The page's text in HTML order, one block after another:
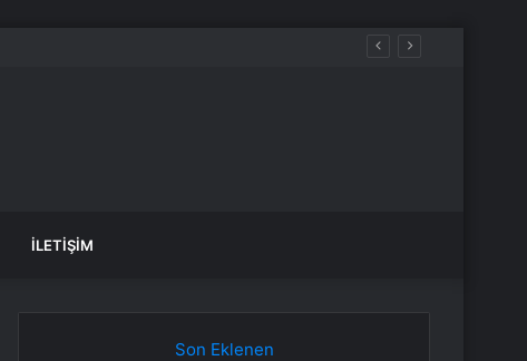
İLETIŞIM
Son Eklenen